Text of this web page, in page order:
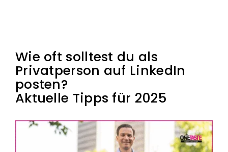
Wie oft solltest du als
Privatperson auf LinkedIn
posten?
Aktuelle Tipps für 2025